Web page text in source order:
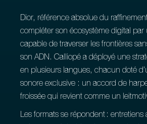
Dior, référence absolue du
compléter son écosystème digital
capable de traverser les frontières
son ADN. Calliopé a déployé une
en plusieurs langues, chacun doté
sonore exclusive : un accord de
froissée qui revient comme un
Les formats se répondent : entretiens